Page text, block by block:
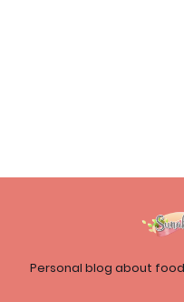
Personal blog about